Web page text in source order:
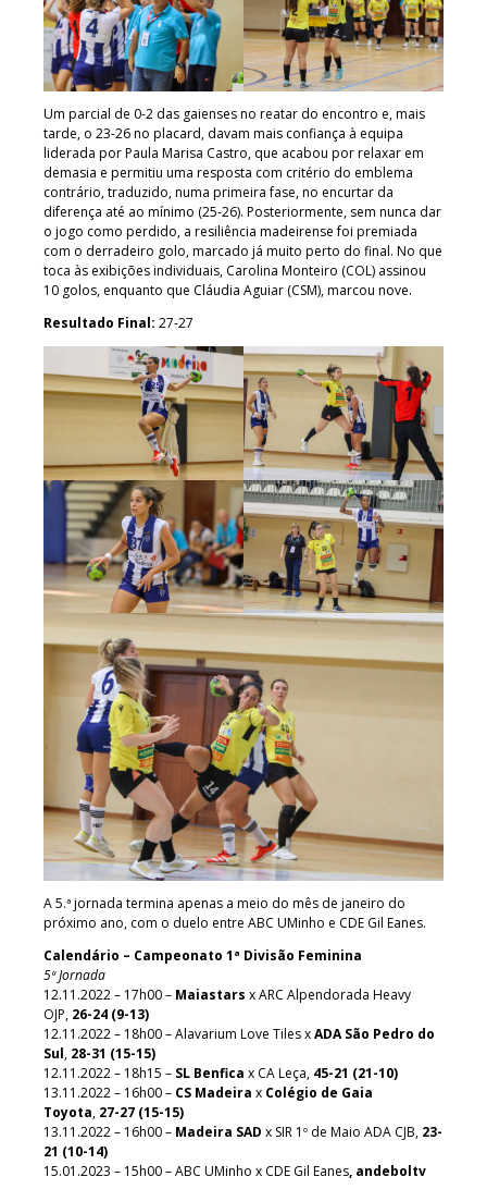
Um parcial de 0-2 das gaienses no reatar do encontro e, mais
tarde, o 23-26 no placard, davam mais confiança à equipa
liderada por Paula Marisa Castro, que acabou por relaxar em
demasia e permitiu uma resposta com critério do emblema
contrário, traduzido, numa primeira fase, no encurtar da
diferença até ao mínimo (25-26). Posteriormente, sem nunca dar
o jogo como perdido, a resiliência madeirense foi premiada
com o derradeiro golo, marcado já muito perto do final. No que
toca às exibições individuais, Carolina Monteiro (COL) assinou
10 golos, enquanto que Cláudia Aguiar (CSM), marcou nove.
Resultado Final: 27-27
A 5.ª jornada termina apenas a meio do mês de janeiro do
próximo ano, com o duelo entre ABC UMinho e CDE Gil Eanes.
Calendário – Campeonato 1ª Divisão Feminina
5ª Jornada
12.11.2022 – 17h00 – Maiastars x ARC Alpendorada Heavy
OJP, 26-24 (9-13)
12.11.2022 – 18h00 – Alavarium Love Tiles xADA São Pedro do
Sul, 28-31 (15-15)
12.11.2022– 18h15 – SL Benfica x CA Leça, 45-21 (21-10)
13.11.2022 – 16h00 – CS Madeira x Colégio de Gaia
Toyota, 27-27 (15-15)
13.11.2022 – 16h00 – Madeira SAD x SIR 1º de Maio ADA CJB, 23-
21 (10-14)
15.01.2023 – 15h00 – ABC UMinho x CDE Gil Eanes, andeboltv